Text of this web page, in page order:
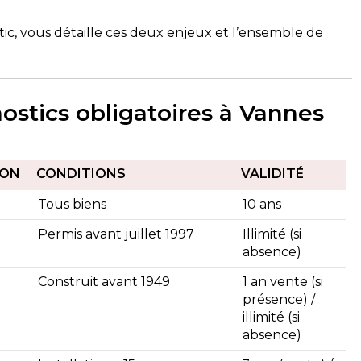
conformément à mes
Corentin Delgado
vous détaille ces deux enjeux et l’ensemble de
obligatoires à Vannes
CONDITIONS
VALIDITÉ
Tous biens
10 ans
Permis avant juillet 1997
Illimité (si
absence)
Construit avant 1949
1 an vente (si
présence) /
illimité (si
absence)